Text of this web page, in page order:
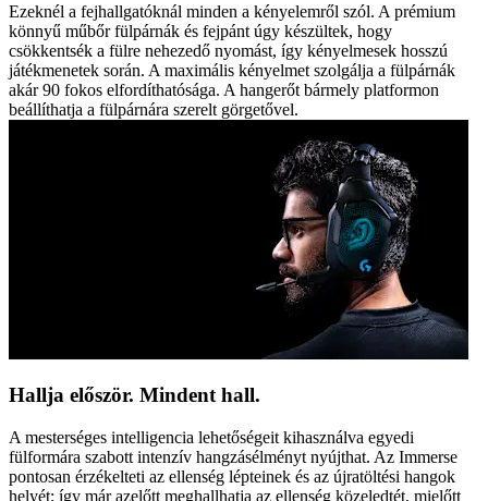
Ezeknél a fejhallgatóknál minden a kényelemről szól. A prémium
könnyű műbőr fülpárnák és fejpánt úgy készültek, hogy
csökkentsék a fülre nehezedő nyomást, így kényelmesek hosszú
játékmenetek során. A maximális kényelmet szolgálja a fülpárnák
akár 90 fokos elfordíthatósága. A hangerőt bármely platformon
beállíthatja a fülpárnára szerelt görgetővel.
Hallja először. Mindent hall.
A mesterséges intelligencia lehetőségeit kihasználva egyedi
fülformára szabott intenzív hangzásélményt nyújthat. Az Immerse
pontosan érzékelteti az ellenség lépteinek és az újratöltési hangok
helyét; így már azelőtt meghallhatja az ellenség közeledtét, mielőtt